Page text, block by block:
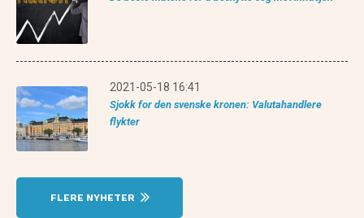
2021-05-18 16:41
Sjokk for den svenske kronen: Valutahandlere
flykter
FLERE NYHETER